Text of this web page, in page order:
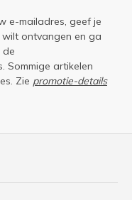
e-mailadres, geef je
ontvangen en ga
de
Sommige artikelen
Zie promotie-details